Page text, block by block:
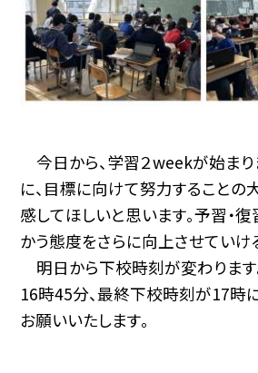
今日から、学習２weekが始まり
に、目標に向けて努力することの
感してほしいと思います。予習・
かう態度をさらに向上させていけ
明日から下校時刻が変わりま
16時45分、最終下校時刻が17時に
お願いいたします。